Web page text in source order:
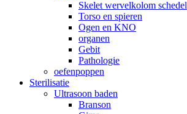
Skelet wervelkolom schedel
Torso en spieren
Ogen en KNO
organen
Gebit
Pathologie
oefenpoppen
Sterilisatie
Ultrasoon baden
Branson